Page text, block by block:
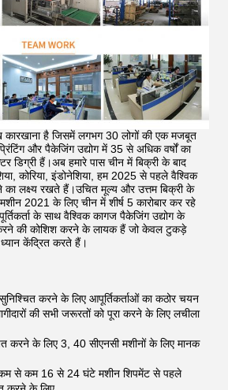
कारखाना है जिसमें लगभग 30 लोगों की एक मजबूत
और पैकेजिंग उद्योग में 35 से अधिक वर्षों का
हैं।अब हमारे पास चीन में बिक्री के बाद
कोरिया, इंडोनेशिया, हम 2025 से पहले वैश्विक
का लक्ष्य रखते हैं।उचित मूल्य और उत्तम बिक्री के
2021 के लिए चीन में शीर्ष 5 कारोबार कर रहे
के साथ वैश्विक कागज पैकेजिंग उद्योग के
करने की कोशिश करने के लायक हैं जो केवल टुकड़े
केंद्रित करते हैं।
करने के लिए आपूर्तिकर्ताओं का कठोर चयन
की सभी जरूरतों को पूरा करने के लिए लचीला
करने के लिए 3, 40 सीएनसी मशीनों के लिए मानक
कम से कम 16 से 24 घंटे मशीन शिपमेंट से पहले